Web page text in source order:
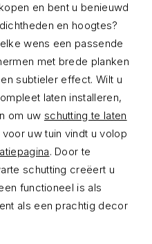
en bent u benieuwd
en hoogtes?
wens een passende
met brede planken
subtieler effect. Wilt u
laten installeren,
om uw schutting te laten
uw tuin vindt u volop
. Door te
schutting creëert u
functioneel is als
als een prachtig decor